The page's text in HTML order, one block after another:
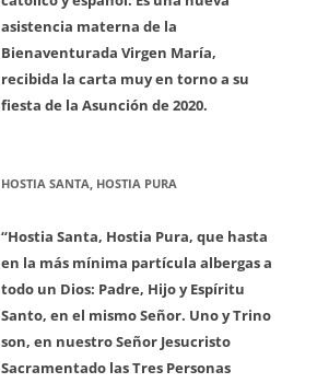
asistencia materna de la
Bienaventurada Virgen María,
recibida la carta muy en torno a su
fiesta de la Asunción de 2020.
HOSTIA SANTA, HOSTIA PURA
“Hostia Santa, Hostia Pura, que hasta
en la más mínima partícula albergas a
todo un Dios: Padre, Hijo y Espíritu
Santo, en el mismo Señor. Uno y Trino
son, en nuestro Señor Jesucristo
Sacramentado las Tres Personas